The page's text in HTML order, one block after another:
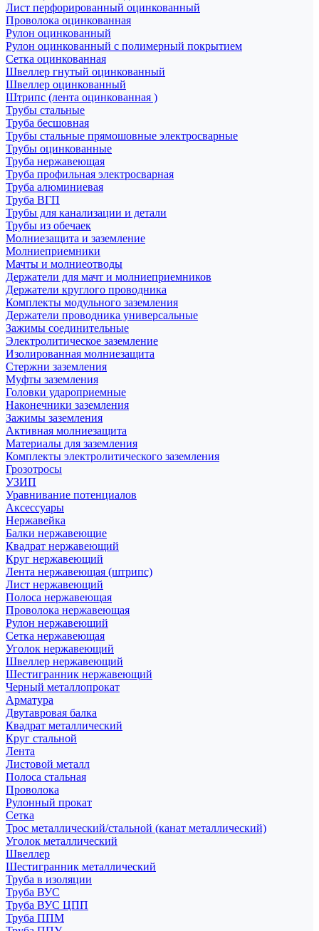
Лист перфорированный оцинкованный
Проволока оцинкованная
Рулон оцинкованный
Рулон оцинкованный с полимерный покрытием
Сетка оцинкованная
Швеллер гнутый оцинкованный
Швеллер оцинкованный
Штрипс (лента оцинкованная )
Трубы стальные
Труба бесшовная
Трубы стальные прямошовные электросварные
Трубы оцинкованные
Труба нержавеющая
Труба профильная электросварная
Труба алюминиевая
Труба ВГП
Трубы для канализации и детали
Трубы из обечаек
Молниезащита и заземление
Молниеприемники
Мачты и молниеотводы
Держатели для мачт и молниеприемников
Держатели круглого проводника
Комплекты модульного заземления
Держатели проводника универсальные
Зажимы соединительные
Электролитическое заземление
Изолированная молниезащита
Стержни заземления
Муфты заземления
Головки удароприемные
Наконечники заземления
Зажимы заземления
Активная молниезащита
Материалы для заземления
Комплекты электролитического заземления
Грозотросы
УЗИП
Уравнивание потенциалов
Аксессуары
Нержавейка
Балки нержавеющие
Квадрат нержавеющий
Круг нержавеющий
Лента нержавеющая (штрипс)
Лист нержавеющий
Полоса нержавеющая
Проволока нержавеющая
Рулон нержавеющий
Сетка нержавеющая
Уголок нержавеющий
Швеллер нержавеющий
Шестигранник нержавеющий
Черный металлопрокат
Арматура
Двутавровая балка
Квадрат металлический
Круг стальной
Лента
Листовой металл
Полоса стальная
Проволока
Рулонный прокат
Сетка
Трос металлический/стальной (канат металлический)
Уголок металлический
Швеллер
Шестигранник металлический
Труба в изоляции
Труба ВУС
Труба ВУС ЦПП
Труба ППМ